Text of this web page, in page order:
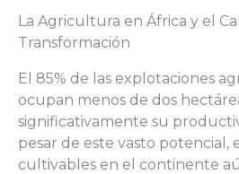
La Agricultura en África y el
Transformación
El 85% de las explotaciones
ocupan menos de dos
significativamente su
pesar de este vasto potencial,
cultivables en el continente